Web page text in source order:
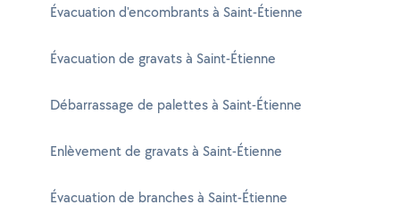
Évacuation d'encombrants à Saint-Étienne
Évacuation de gravats à Saint-Étienne
Débarrassage de palettes à Saint-Étienne
Enlèvement de gravats à Saint-Étienne
Évacuation de branches à Saint-Étienne